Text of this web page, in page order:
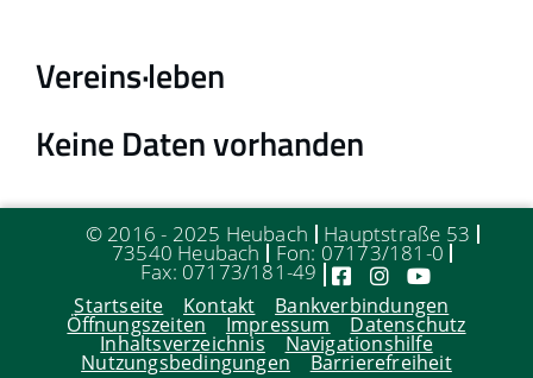
Vereins·leben
Keine Daten vorhanden
© 2016 - 2025 Heubach Hauptstraße 53
73540 Heubach Fon: 07173/181-0
Fax: 07173/181-49
Startseite Kontakt Bankverbindungen
Öffnungszeiten Impressum Datenschutz
Inhaltsverzeichnis Navigationshilfe
Nutzungsbedingungen Barrierefreiheit